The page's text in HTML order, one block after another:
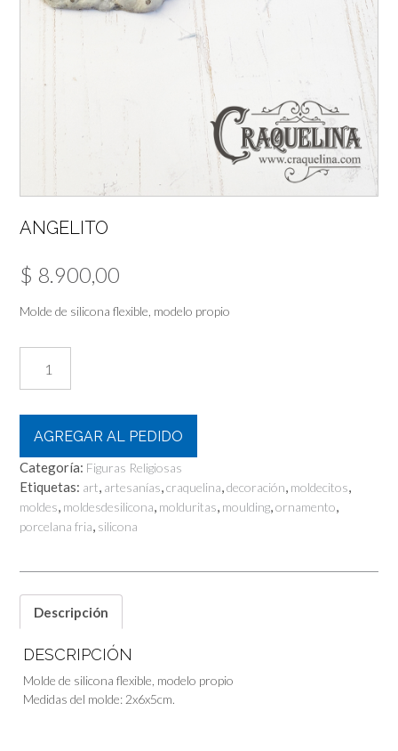
ANGELITO
$ 8.900,00
Molde de silicona flexible, modelo propio
cantidad
AGREGAR AL PEDIDO
Categoría: Figuras Religiosas
Etiquetas: art, artesanías,craquelina,decoración, moldecitos,
moldes, moldesdesilicona, molduritas, moulding,ornamento,
porcelana fria, silicona
Descripción
DESCRIPCIÓN
Molde de silicona flexible, modelo propio
Medidas del molde: 2x6x5cm.